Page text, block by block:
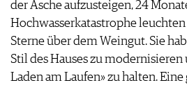
der Asche aufzusteigen, 24
Hochwasserkatastrophe
Sterne über dem Weingut. Sie
Stil des Hauses zu
Laden am Laufen» zu halten.